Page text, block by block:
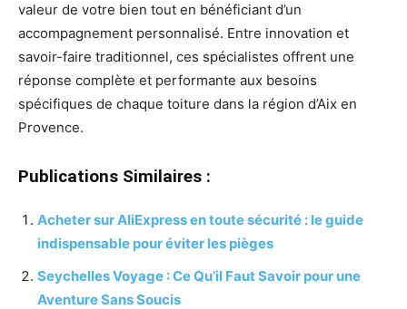
valeur de votre bien tout en bénéficiant d’un
accompagnement personnalisé. Entre innovation et
savoir-faire traditionnel, ces spécialistes offrent une
réponse complète et performante aux besoins
spécifiques de chaque toiture dans la région d’Aix en
Provence.
Publications Similaires :
Acheter sur AliExpress en toute sécurité : le guide
indispensable pour éviter les pièges
Seychelles Voyage : Ce Qu’il Faut Savoir pour une
Aventure Sans Soucis